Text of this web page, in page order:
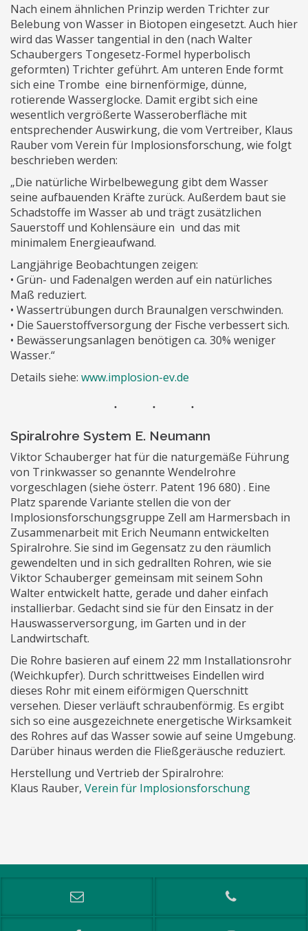
Nach einem ähnlichen Prinzip werden Trichter zur
Belebung von Wasser in Biotopen eingesetzt. Auch hier
wird das Wasser tangential in den (nach Walter
Schaubergers Tongesetz-Formel hyperbolisch
geformten) Trichter geführt. Am unteren Ende formt
sich eine Trombe ­ eine birnenförmige, dünne,
rotierende Wasserglocke. Damit ergibt sich eine
wesentlich vergrößerte Wasseroberfläche mit
entsprechender Auswirkung, die vom Vertreiber, Klaus
Rauber vom Verein für Implosionsforschung, wie folgt
beschrieben werden:
„Die natürliche Wirbelbewegung gibt dem Wasser
seine aufbauenden Kräfte zurück. Außerdem baut sie
Schadstoffe im Wasser ab und trägt zusätzlichen
Sauerstoff und Kohlensäure ein ­ und das mit
minimalem Energieaufwand.
Langjährige Beobachtungen zeigen:
• Grün- und Fadenalgen werden auf ein natürliches
Maß reduziert.
• Wassertrübungen durch Braunalgen verschwinden.
• Die Sauerstoffversorgung der Fische verbessert sich.
• Bewässerungsanlagen benötigen ca. 30% weniger
Wasser.“
Details siehe: www.implosion-ev.de
Spiralrohre System E. Neumann
Viktor Schauberger hat für die naturgemäße Führung
von Trinkwasser so genannte Wendelrohre
vorgeschlagen (siehe österr. Patent 196 680) . Eine
Platz sparende Variante stellen die von der
Implosionsforschungsgruppe Zell am Harmersbach in
Zusammenarbeit mit Erich Neumann entwickelten
Spiralrohre. Sie sind im Gegensatz zu den räumlich
gewendelten und in sich gedrallten Rohren, wie sie
Viktor Schauberger gemeinsam mit seinem Sohn
Walter entwickelt hatte, gerade und daher einfach
installierbar. Gedacht sind sie für den Einsatz in der
Hauswasserversorgung, im Garten und in der
Landwirtschaft.
Die Rohre basieren auf einem 22 mm Installationsrohr
(Weichkupfer). Durch schrittweises Eindellen wird
dieses Rohr mit einem eiförmigen Querschnitt
versehen. Dieser verläuft schraubenförmig. Es ergibt
sich so eine ausgezeichnete energetische Wirksamkeit
des Rohres auf das Wasser sowie auf seine Umgebung.
Darüber hinaus werden die Fließgeräusche reduziert.
Herstellung und Vertrieb der Spiralrohre:
Klaus Rauber, Verein für Implosionsforschung